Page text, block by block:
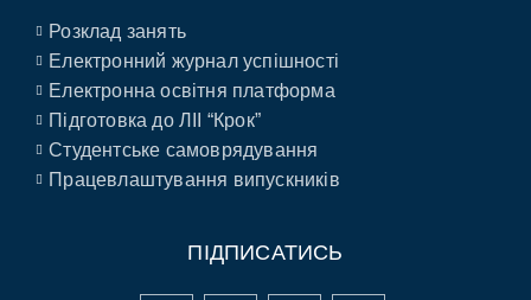
Розклад занять
Електронний журнал успішності
Електронна освітня платформа
Підготовка до ЛІІ “Крок”
Студентське самоврядування
Працевлаштування випускників
ПІДПИСАТИСЬ